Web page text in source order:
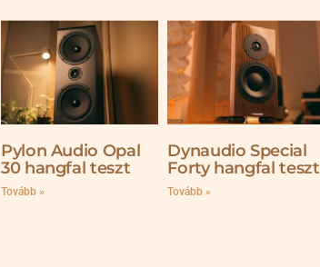
Pylon Audio Opal
30 hangfal teszt
Tovább »
Dynaudio Special
Forty hangfal teszt
Tovább »